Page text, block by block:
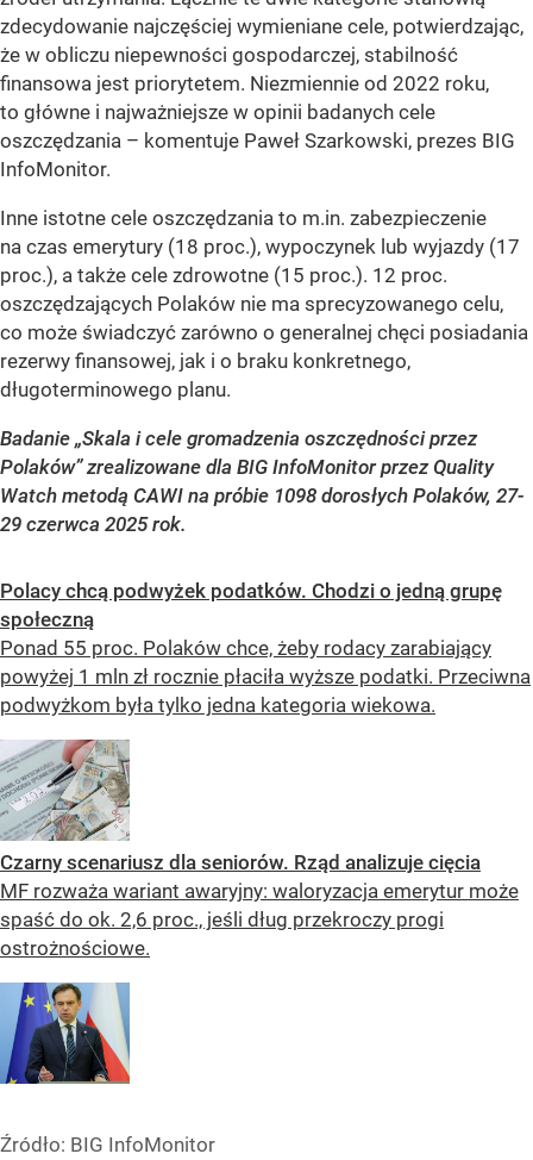
zdecydowanie najczęściej wymieniane cele, potwierdzając,
że w obliczu niepewności gospodarczej, stabilność
finansowa jest priorytetem. Niezmiennie od 2022 roku,
to główne i najważniejsze w opinii badanych cele
oszczędzania – komentuje Paweł Szarkowski, prezes BIG
InfoMonitor.
Inne istotne cele oszczędzania to m.in. zabezpieczenie
na czas emerytury (18 proc.), wypoczynek lub wyjazdy (17
proc.), a także cele zdrowotne (15 proc.). 12 proc.
oszczędzających Polaków nie ma sprecyzowanego celu,
co może świadczyć zarówno o generalnej chęci posiadania
rezerwy finansowej, jak i o braku konkretnego,
długoterminowego planu.
Badanie „Skala i cele gromadzenia oszczędności przez
Polaków” zrealizowane dla BIG InfoMonitor przez Quality
Watch metodą CAWI na próbie 1098 dorosłych Polaków, 27-
29 czerwca 2025 rok.
Polacy chcą podwyżek podatków. Chodzi o jedną grupę
społeczną
Ponad 55 proc. Polaków chce, żeby rodacy zarabiający
powyżej 1 mln zł rocznie płaciła wyższe podatki. Przeciwna
podwyżkom była tylko jedna kategoria wiekowa.
Czarny scenariusz dla seniorów. Rząd analizuje cięcia
MF rozważa wariant awaryjny: waloryzacja emerytur może
spaść do ok. 2,6 proc., jeśli dług przekroczy progi
ostrożnościowe.
Źródło: BIG InfoMonitor